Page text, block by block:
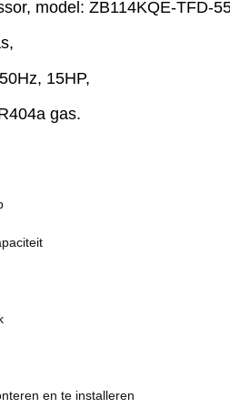
model: ZB114KQE-TFD-
15HP,
gas.
en te installeren